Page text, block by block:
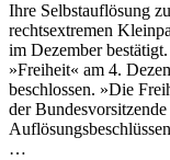
Ihre Selbstauflösung
rechtsextremen
im Dezember
»Freiheit« am 4.
beschlossen. »Die
der
…